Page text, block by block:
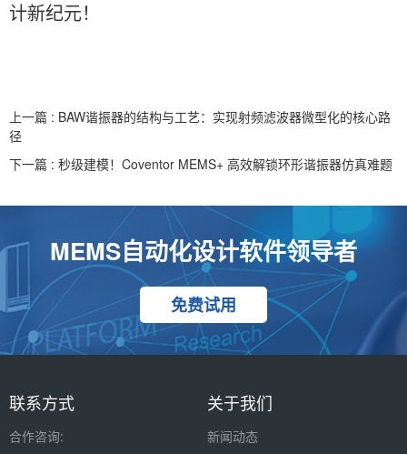
计新纪元！
上一篇 : BAW谐振器的结构与工艺：实现射频滤波器微型化的核心路
径
下一篇 : 秒级建模！Coventor MEMS+ 高效解锁环形谐振器仿真难题
MEMS自动化设计软件领导者
免费试用
联系方式
合作咨询:
关于我们
新闻动态